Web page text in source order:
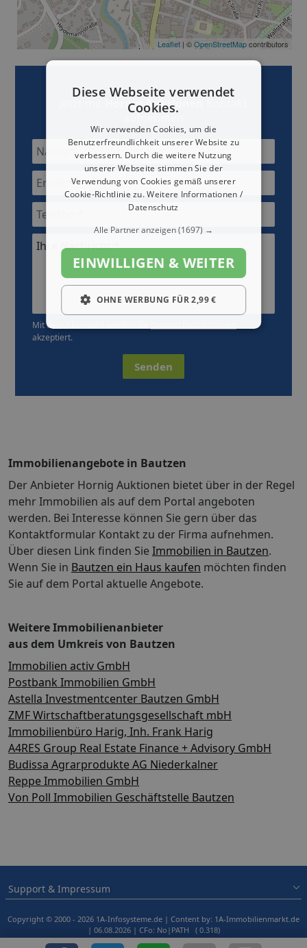
Leaflet | ©OpenStreetMapcontributors
Hornig Auktionen
Ihre Nachricht:*
Mit dem Absenden werden die
akzeptiert.
Senden
Immobilienangebote in Bautzen
Der Anbieter Hornig Auktionen bietet über in der Regel
mehr Immobilien als auf dem Portal angeboten
werden. Bei Interesse können Sie gern über das
Kontaktformular Kontakt zu der Firma aufnehmen.
Über diesen Link finden Sie Immobilien in Bautzen.
Wenn Sie in Bautzen ein Haus kaufen möchten finden
Sie auf dem Portal aktuelle Angebote.
Weitere Immobilienanbieter
aus dem Umkreis von Bautzen
Immobilien activ GmbH
Postbank Immobilien GmbH
Astella Investmentcenter Bautzen GmbH
ZMF Wirtschaftberatungsgesellschaft mbH
Immobilienbüro Harig, Inh. Frank Harig
A4RES Group Real Estate Finance + Advisory GmbH
Budissa Agrarprodukte AG Niederkalner
Reppe Immobilien GmbH
Von Poll Immobilien Geschäftstelle Bautzen
Support & Impressum
Copyright © 2000 - 2026 1A-Infosysteme.de | Content by: 1A-Immobilienmarkt.de
| 06.08.2026 | CFo: No|PATH ( 0.318)
Diese Webseite verwendet
Cookies.
Wir verwenden Cookies, um die
Benutzerfreundlichkeit unserer Website zu
verbessern. Durch die weitere Nutzung
unserer Webseite stimmen Sie der
Verwendung von Cookies gemäß unserer
Cookie-Richtlinie zu.Weitere Informationen /
Datenschutz
Alle Partner anzeigen(1697) →
EINWILLIGEN & WEITER
OHNE WERBUNG FÜR 2,99 €